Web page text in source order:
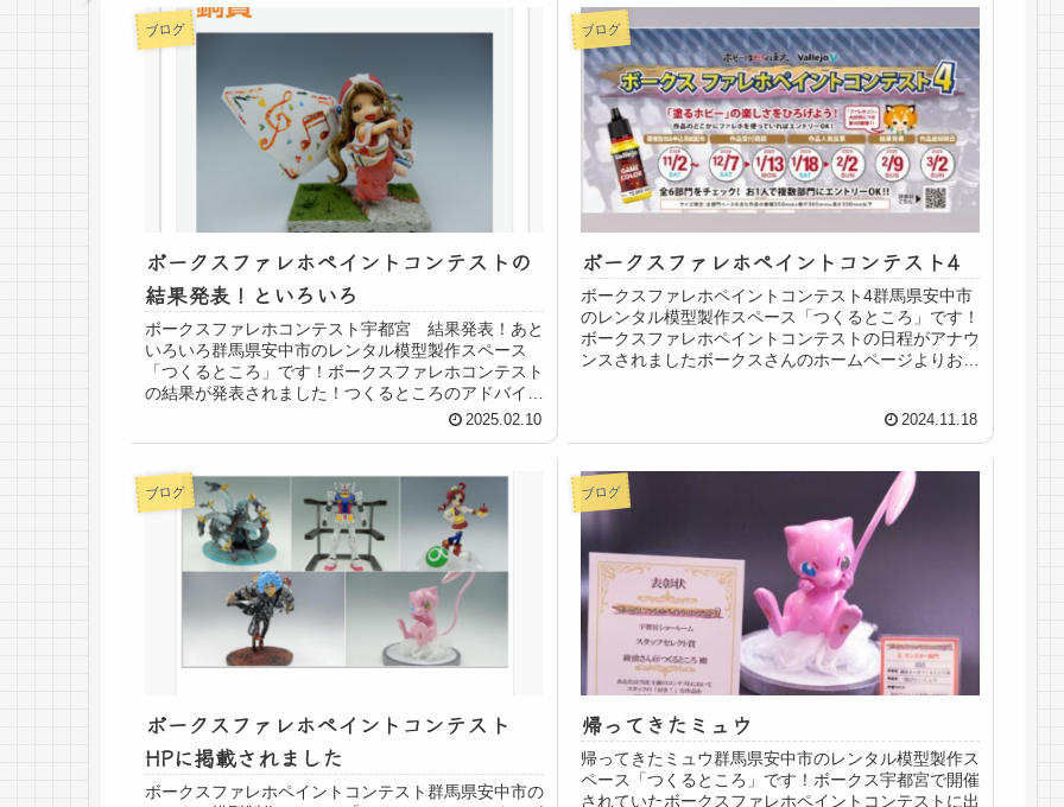
ブログ
ボークスファレホペイントコンテストの
結果発表！といろいろ
ボークスファレホコンテスト宇都宮 結果発表！あと
いろいろ群馬県安中市のレンタル模型製作スペース
「つくるところ」です！ボークスファレホコンテスト
の結果が発表されました！つくるところのアドバイザ
ーQ山氏！銅賞！おめでとうございます！さすがで
2025.02.10
ブログ
ボークスファレホペイントコンテスト4
ボークスファレホペイントコンテスト4群馬県安中市
のレンタル模型製作スペース「つくるところ」です！
ボークスファレホペイントコンテストの日程がアナウ
ンスされましたボークスさんのホームページよりお借
2024.11.18
ブログ
ボークスファレホペイントコンテスト
HPに掲載されました
ボークスファレホペイントコンテスト群馬県安中市の
ブログ
帰ってきたミュウ
帰ってきたミュウ群馬県安中市のレンタル模型製作ス
ペース「つくるところ」です！ボークス宇都宮で開催
されていたボークスファレホペイントコンテストに出